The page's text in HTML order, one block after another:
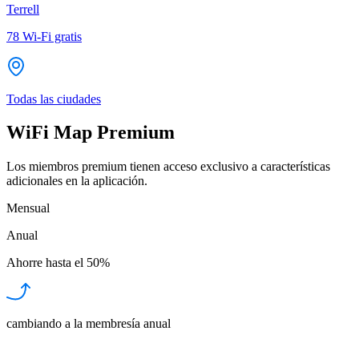
Terrell
78 Wi-Fi gratis
Todas las ciudades
WiFi Map Premium
Los miembros premium tienen acceso exclusivo a características
adicionales en la aplicación.
Mensual
Anual
Ahorre hasta el 50%
cambiando a la membresía anual